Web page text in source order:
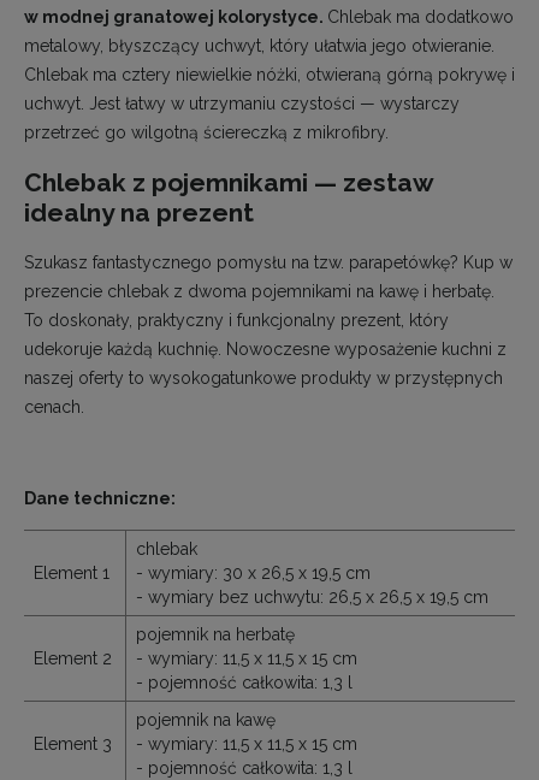
w modnej granatowej kolorystyce. Chlebak ma dodatkowo
metalowy, błyszczący uchwyt, który ułatwia jego otwieranie.
Chlebak ma cztery niewielkie nóżki, otwieraną górną pokrywę i
uchwyt. Jest łatwy w utrzymaniu czystości — wystarczy
przetrzeć go wilgotną ściereczką z mikrofibry.
Chlebak z pojemnikami — zestaw
idealny na prezent
Szukasz fantastycznego pomysłu na tzw. parapetówkę? Kup w
prezencie chlebak z dwoma pojemnikami na kawę i herbatę.
To doskonały, praktyczny i funkcjonalny prezent, który
udekoruje każdą kuchnię. Nowoczesne wyposażenie kuchni z
naszej oferty to wysokogatunkowe produkty w przystępnych
cenach.
Dane techniczne:
Element 1
chlebak
- wymiary: 30 x 26,5 x 19,5 cm
- wymiary bez uchwytu: 26,5 x 26,5 x 19,5 cm
Element 2
pojemnik na herbatę
- wymiary: 11,5 x 11,5 x 15 cm
- pojemność całkowita: 1,3 l
Element 3
pojemnik na kawę
- wymiary: 11,5 x 11,5 x 15 cm
- pojemność całkowita: 1,3 l